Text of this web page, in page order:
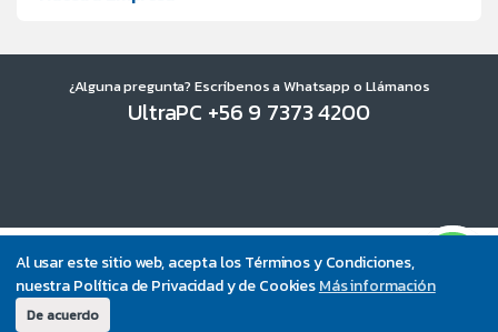
Al usar este sitio web, acepta los Términos y Condiciones,
nuestra Política de Privacidad y de CookiesMás información
De acuerdo
¿Alguna pregunta? Escríbenos a Whatsapp o Llámanos
UltraPC +56 9 7373 4200